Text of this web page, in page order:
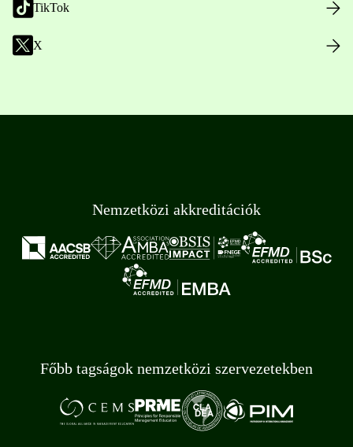
TikTok
X
Nemzetközi akkreditációk
Főbb tagságok nemzetközi szervezetekben